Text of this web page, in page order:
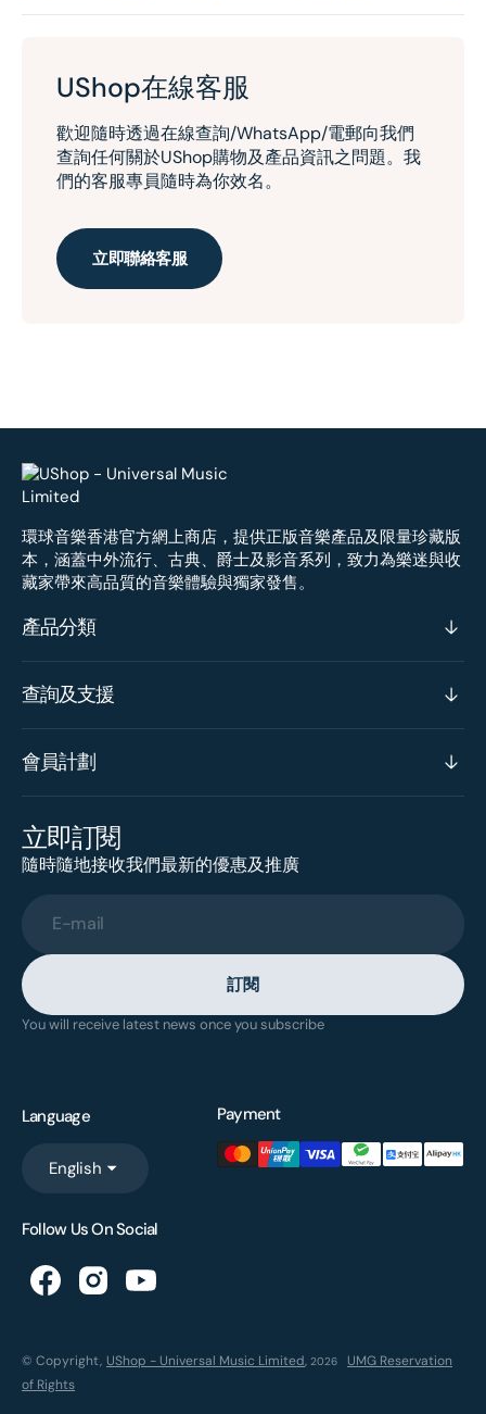
UShop在線客服
歡迎隨時透過在線查詢/WhatsApp/電郵向我們
查詢任何關於UShop購物及產品資訊之問題。我
們的客服專員隨時為你效名。
立即聯絡客服
環球音樂香港官方網上商店，提供正版音樂產品及限量珍藏版
本，涵蓋中外流行、古典、爵士及影音系列，致力為樂迷與收
藏家帶來高品質的音樂體驗與獨家發售。
產品分類
查詢及支援
會員計劃
立即訂閱
隨時隨地接收我們最新的優惠及推廣
E-mail
訂閱
You will receive latest news once you subscribe
Language
English
Payment
Follow Us On Social
© Copyright, UShop - Universal Music Limited, 2026
UMG Reservation
of Rights